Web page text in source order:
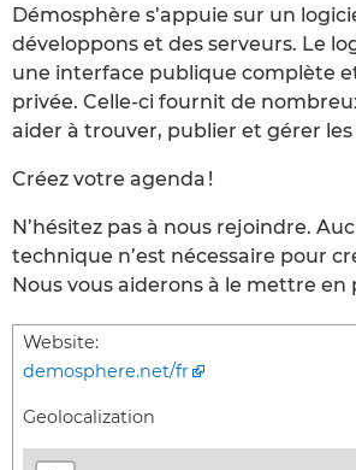
Démosphère s’appuie sur un
développons et des serveurs. Le
une interface publique complète
privée. Celle-ci fournit de
aider à trouver, publier et gérer les
Créez votre agenda !
N’hésitez pas à nous rejoindre.
technique n’est nécessaire pour
Nous vous aiderons à le mettre en
Website:
demosphere.net/fr
Geolocalization